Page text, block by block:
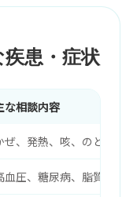
患・症状
な相談内容
ぜ、発熱、咳、のどの痛
血圧、糖尿病、脂質異常